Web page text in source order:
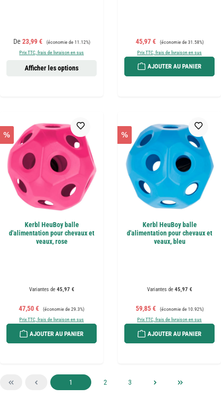
Prix de vente :
De 23,99 € Prix régulier :
(économie de 11.12%)
Prix TTC, frais de livraison en sus
Afficher les options
Prix de vente :
45,97 € Prix régulier :
(économie de 31.58%)
Prix TTC, frais de livraison en sus
AJOUTER AU PANIER
%
Kerbl HeuBoy balle
d'alimentation pour chevaux et
veaux, rose
Variantes de45,97 €
Prix de vente :
47,50 € Prix régulier :
(économie de 29.3%)
Prix TTC, frais de livraison en sus
AJOUTER AU PANIER
%
Kerbl HeuBoy balle
d'alimentation pour chevaux et
veaux, bleu
Variantes de45,97 €
Prix de vente :
59,85 € Prix régulier :
(économie de 10.92%)
Prix TTC, frais de livraison en sus
AJOUTER AU PANIER
Page
1 Page
2 Page
3